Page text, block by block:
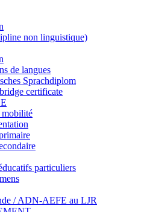
non linguistique)
de langues
Sprachdiplom
certificate
mobilité
particuliers
/ ADN-AEFE au LJR